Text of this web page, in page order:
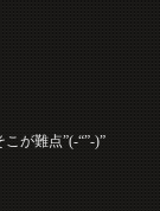
が難点”(-“”-)”